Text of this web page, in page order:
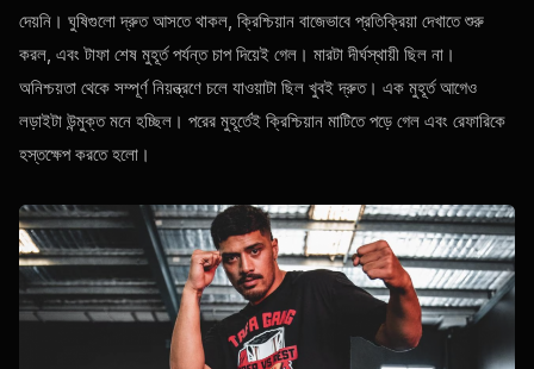
দেয়নি। ঘুষিগুলো দ্রুত আসতে থাকল, ক্রিশ্চিয়ান বাজেভাবে প্রতিক্রিয়া দেখাতে শুরু
করল, এবং টাফা শেষ মুহূর্ত পর্যন্ত চাপ দিয়েই গেল। মারটা দীর্ঘস্থায়ী ছিল না।
অনিশ্চয়তা থেকে সম্পূর্ণ নিয়ন্ত্রণে চলে যাওয়াটা ছিল খুবই দ্রুত। এক মুহূর্ত আগেও
লড়াইটা উন্মুক্ত মনে হচ্ছিল। পরের মুহূর্তেই ক্রিশ্চিয়ান মাটিতে পড়ে গেল এবং রেফারিকে
হস্তক্ষেপ করতে হলো।